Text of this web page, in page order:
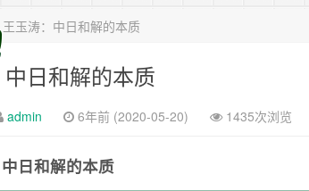
人们向往和追求讲道德、尊道德、守道德的
彩，人生亘古一凡尘。禅境天籁聆妙曲，匠心
王玉涛：中日和解的本质
日和解的本质
admin 6年前 (2020-05-20) 1435次浏览
日和解的本质